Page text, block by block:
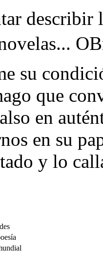
describir
su
que
en
en su
y lo